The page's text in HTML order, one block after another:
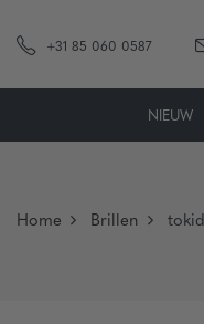
+31 85 060 0587
NIEUW
Home Brillen